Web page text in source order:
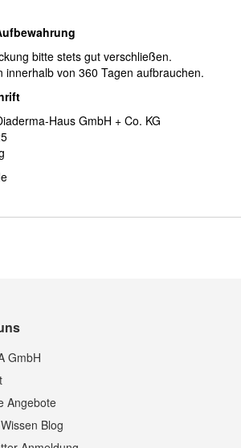
bitte stets gut verschließen.
innerhalb von 360 Tagen aufbrauchen.
Haus GmbH + Co. KG
GmbH
Angebote
Blog